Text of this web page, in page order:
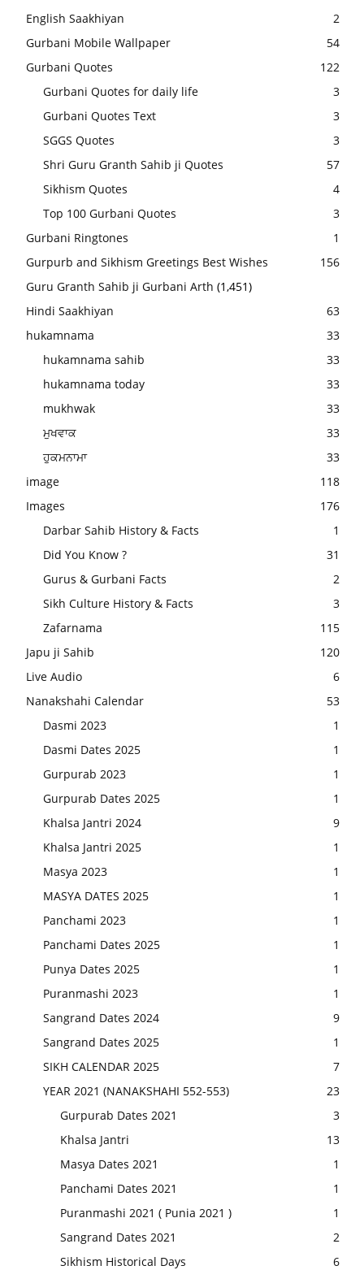
English Saakhiyan
2
Gurbani Mobile Wallpaper
54
Gurbani Quotes
122
Gurbani Quotes for daily life
3
Gurbani Quotes Text
3
SGGS Quotes
3
Shri Guru Granth Sahib ji Quotes
57
Sikhism Quotes
4
Top 100 Gurbani Quotes
3
Gurbani Ringtones
1
Gurpurb and Sikhism Greetings Best Wishes
156
Guru Granth Sahib ji Gurbani Arth (1,451)
Hindi Saakhiyan
63
hukamnama
33
hukamnama sahib
33
hukamnama today
33
mukhwak
33
ਮੁਖਵਾਕ
33
ਹੁਕਮਨਾਮਾ
33
image
118
Images
176
Darbar Sahib History & Facts
1
Did You Know ?
31
Gurus & Gurbani Facts
2
Sikh Culture History & Facts
3
Zafarnama
115
Japu ji Sahib
120
Live Audio
6
Nanakshahi Calendar
53
Dasmi 2023
1
Dasmi Dates 2025
1
Gurpurab 2023
1
Gurpurab Dates 2025
1
Khalsa Jantri 2024
9
Khalsa Jantri 2025
1
Masya 2023
1
MASYA DATES 2025
1
Panchami 2023
1
Panchami Dates 2025
1
Punya Dates 2025
1
Puranmashi 2023
1
Sangrand Dates 2024
9
Sangrand Dates 2025
1
SIKH CALENDAR 2025
7
YEAR 2021 (NANAKSHAHI 552-553)
23
Gurpurab Dates 2021
3
Khalsa Jantri
13
Masya Dates 2021
1
Panchami Dates 2021
1
Puranmashi 2021 ( Punia 2021 )
1
Sangrand Dates 2021
2
Sikhism Historical Days
6